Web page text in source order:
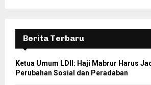
Berita Terbaru
Ketua Umum LDII: Haji Mabrur Harus
Perubahan Sosial dan Peradaban